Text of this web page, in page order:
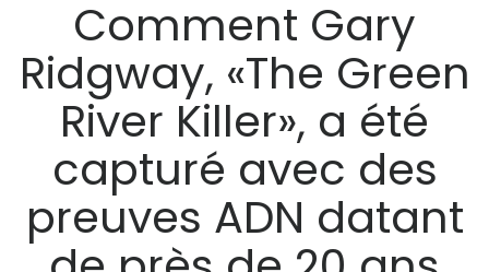
Comment Gary
Ridgway, «The Green
River Killer», a été
capturé avec des
preuves ADN datant